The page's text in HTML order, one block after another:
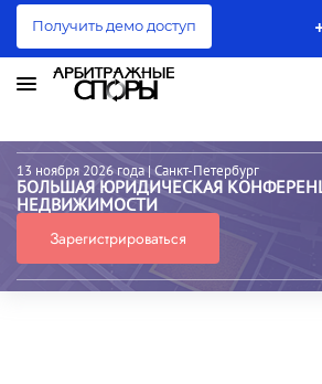
Получить демо доступ
13 ноября 2026 года | Санкт-Петербург
БОЛЬШАЯ ЮРИДИЧЕСКАЯ
НЕДВИЖИМОСТИ
Зарегистрироваться